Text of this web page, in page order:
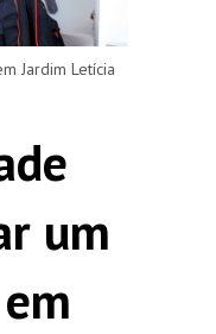
Jardim Letícia
um